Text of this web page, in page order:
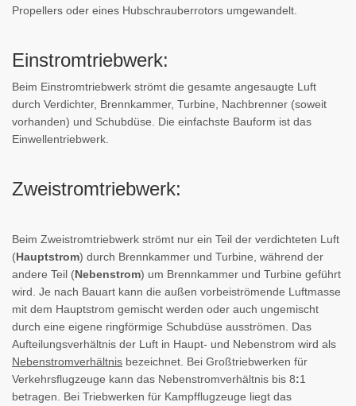
Propellers oder eines Hubschrauberrotors umgewandelt.
Einstromtriebwerk:
Beim Einstromtriebwerk strömt die gesamte angesaugte Luft
durch Verdichter, Brennkammer, Turbine, Nachbrenner (soweit
vorhanden) und Schubdüse. Die einfachste Bauform ist das
Einwellentriebwerk.
Zweistromtriebwerk:
Beim Zweistromtriebwerk strömt nur ein Teil der verdichteten Luft
(Hauptstrom) durch Brennkammer und Turbine, während der
andere Teil (Nebenstrom) um Brennkammer und Turbine geführt
wird. Je nach Bauart kann die außen vorbeiströmende Luftmasse
mit dem Hauptstrom gemischt werden oder auch ungemischt
durch eine eigene ringförmige Schubdüse ausströmen. Das
Aufteilungsverhältnis der Luft in Haupt- und Nebenstrom wird als
Nebenstromverhältnis bezeichnet. Bei Großtriebwerken für
Verkehrsflugzeuge kann das Nebenstromverhältnis bis 8:1
betragen. Bei Triebwerken für Kampfflugzeuge liegt das